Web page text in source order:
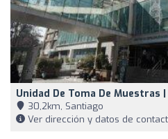
Unidad De Toma De Muestras
30,2km, Santiago
Ver dirección y datos de